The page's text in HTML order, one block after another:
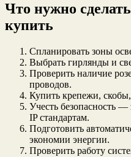
Что нужно
купить
Спланировать зоны
Выбрать гирлянды и
Проверить наличие
проводов.
Купить крепежи,
Учесть безопасность —
IP стандартам.
Подготовить
экономии энергии.
Проверить работу